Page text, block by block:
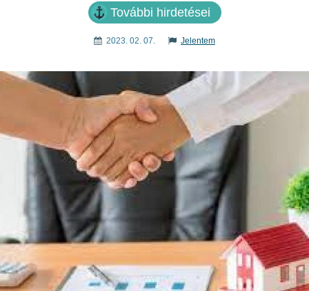
További hirdetései
2023. 02. 07. Jelentem